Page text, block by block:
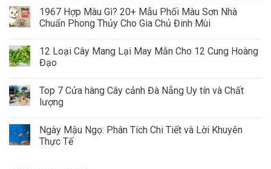
1967 Hợp Màu Gì? 20+ Mẫu Phối Màu Sơn Nhà
Chuẩn Phong Thủy Cho Gia Chủ Đinh Mùi
12 Loại Cây Mang Lại May Mắn Cho 12 Cung Hoàng
Đạo
Top 7 Cửa hàng Cây cảnh Đà Nẵng Uy tín và Chất
lượng
Ngày Mậu Ngọ: Phân Tích Chi Tiết và Lời Khuyên
Thực Tế